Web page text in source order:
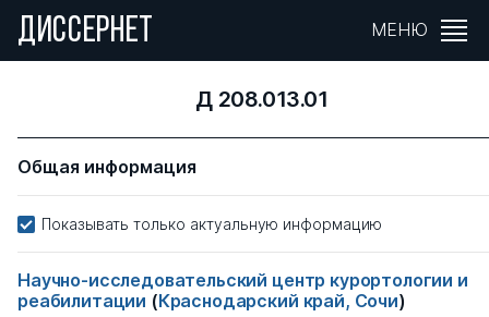
ДИССЕРНЕТ МЕНЮ
Д 208.013.01
Общая информация
Показывать только актуальную информацию
Научно-исследовательский центр курортологии и
реабилитации (Краснодарский край, Сочи)